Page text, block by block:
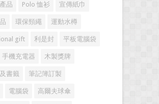
品 Polo 恤衫 宣傳紙巾
環保頸繩 運動水樽
gift 利是封 平板電腦袋
手機充電器 木製獎牌
書籤 筆記簿訂製
電腦袋 高爾夫球傘